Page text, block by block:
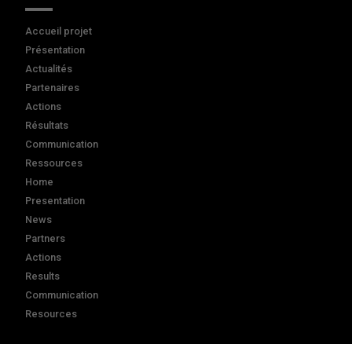
Accueil projet
Présentation
Actualités
Partenaires
Actions
Résultats
Communication
Ressources
Home
Presentation
News
Partners
Actions
Results
Communication
Resources